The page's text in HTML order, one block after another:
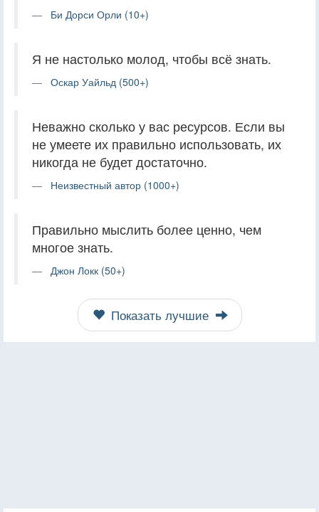
Би Дорси Орли (10+)
Я не настолько молод, чтобы всё знать.
Оскар Уайльд (500+)
Неважно сколько у вас ресурсов. Если вы
не умеете их правильно использовать, их
никогда не будет достаточно.
Неизвестный автор (1000+)
Правильно мыслить более ценно, чем
многое знать.
Джон Локк (50+)
Показать лучшие